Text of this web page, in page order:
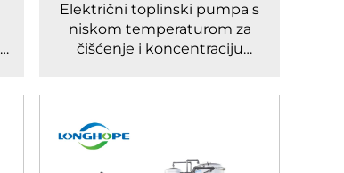
Električni toplinski pumpa s
niskom temperaturom za
čišćenje i koncentraciju